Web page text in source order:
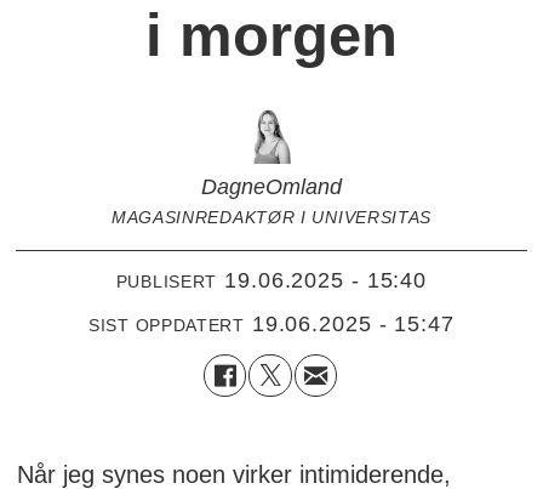
i morgen
DagneOmland
MAGASINREDAKTØR I UNIVERSITAS
PUBLISERT 19.06.2025 - 15:40
SIST OPPDATERT 19.06.2025 - 15:47
Når jeg synes noen virker intimiderende,